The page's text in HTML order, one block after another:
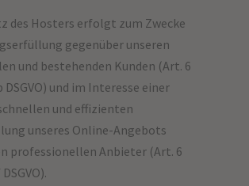
des Hosters erfolgt zum Zwecke
gegenüber unseren
und bestehenden Kunden (Art. 6
DSGVO) und im Interesse einer
und effizienten
unseres Online-Angebots
professionellen Anbieter (Art. 6